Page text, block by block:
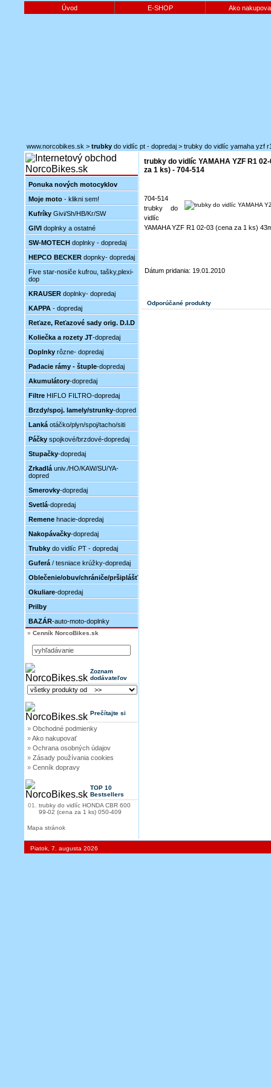
Úvod E-SHOP Ako
www.norcobikes.sk > trubky do vidlíc pt - dopredaj > trubky do vidlíc yamaha yzf
Ponuka nových motocyklov
Moje moto - klikni sem!
Kufríky Givi/Sh/HB/Kr/SW
GIVI doplnky a ostatné
SW-MOTECH doplnky - dopredaj
HEPCO BECKER dopnky- dopredaj
Five star-nosiče kufrou, tašky,plexi-
dop
KRAUSER doplnky- dopredaj
KAPPA - dopredaj
Reťaze, Reťazové sady orig. D.I.D
Koliečka a rozety JT-dopredaj
Doplnky rôzne- dopredaj
Padacie rámy - štuple-dopredaj
Akumulátory-dopredaj
Filtre HIFLO FILTRO-dopredaj
Brzdy/spoj. lamely/strunky-dopred
Lanká otáčko/plyn/spoj/tacho/siti
Páčky spojkové/brzdové-dopredaj
Stupačky-dopredaj
Zrkadlá univ./HO/KAW/SU/YA-
dopred
Smerovky-dopredaj
Svetlá-dopredaj
Remene hnacie-dopredaj
Nakopávačky-dopredaj
Trubky do vidlíc PT - dopredaj
Guferá / tesniace krúžky-dopredaj
Oblečenie/obuv/chrániče/pršiplášť
Okuliare-dopredaj
Prilby
BAZÁR-auto-moto-doplnky
» Cenník NorcoBikes.sk
Zoznam
dodávateľov
Prečítajte si
» Obchodné podmienky
»Ako nakupovať
» Ochrana osobných údajov
» Zásady používania cookies
» Cenník dopravy
TOP 10
Bestsellers
01.
trubky do vidlíc HONDA CBR 600
99-02 (cena za 1 ks) 050-409
Mapa stránok
trubky do vidlíc YAMAHA YZF R1
za 1 ks) - 704-514
704-514
trubky do
vidlíc
YAMAHA YZF R1 02-03 (cena za 1 ks)
Dátum pridania: 19.01.2010
Odporúčané produkty
Piatok, 7. augusta 2026